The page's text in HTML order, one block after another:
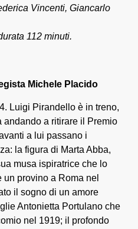
Vincenti, Giancarlo
112 minuti.
Michele Placido
Luigi Pirandello è in treno,
andando a ritirare il Premio
a lui passano i
la figura di Marta Abba,
musa ispiratrice che lo
provino a Roma nel
il sogno di un amore
Antonietta Portulano che
nel 1919; il profondo